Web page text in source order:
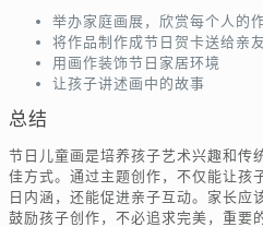
举办家庭画展，欣赏每个人的
将作品制作成节日贺卡送给亲友
用画作装饰节日家居环境
让孩子讲述画中的故事
总结
节日儿童画是培养孩子艺术兴趣和传
佳方式。通过主题创作，不仅能让孩
日内涵，还能促进亲子互动。家长应
鼓励孩子创作，不必追求完美，重要